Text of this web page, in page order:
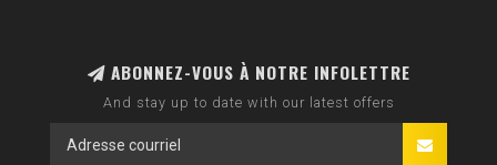
ABONNEZ-VOUS À NOTRE INFOLETTRE
And stay up to date with our latest offers